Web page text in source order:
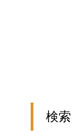
検索